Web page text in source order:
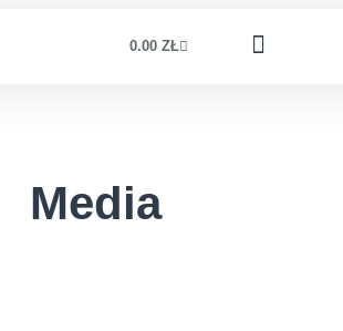
0.00 ZŁ
Media